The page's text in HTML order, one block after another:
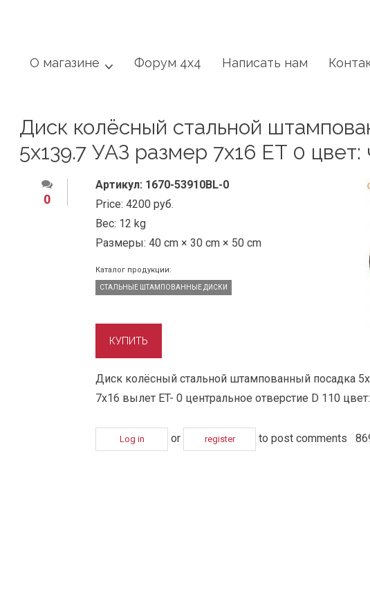
О магазине Форум 4x4 Написать нам
Диск колёсный стальной
5x139.7 УАЗ размер 7х16 ET 0 цвет:
0
Артикул: 1670-53910BL-0
Price: 4200 руб.
Вес: 12 kg
Размеры: 40 cm × 30 cm × 50 cm
Каталог продукции:
СТАЛЬНЫЕ ШТАМПОВАННЫЕ ДИСКИ
Диск колёсный стальной штампованный посадка
7х16 вылет ET- 0 центральное отверстие D 110
Log in or register to post comments